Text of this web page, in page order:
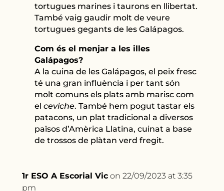
tortugues marines i taurons en llibertat.
També vaig gaudir molt de veure
tortugues gegants de les Galápagos.
Com és el menjar a les illes
Galápagos?
A la cuina de les Galápagos, el peix fresc
té una gran influència i per tant són
molt comuns els plats amb marisc com
elceviche. També hem pogut tastar els
patacons, un plat tradicional a diversos
països d’Amèrica Llatina, cuinat a base
de trossos de plàtan verd fregit.
1r ESO A Escorial Vic on 22/09/2023 at 3:35
pm